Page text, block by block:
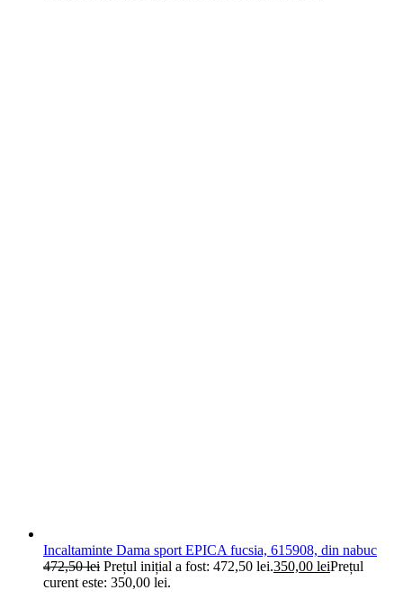
Incaltaminte Dama sport EPICA fucsia, 615908, din nabuc
472,50lei Prețul inițial a fost: 472,50 lei.350,00 leiPrețul
curent este: 350,00 lei.